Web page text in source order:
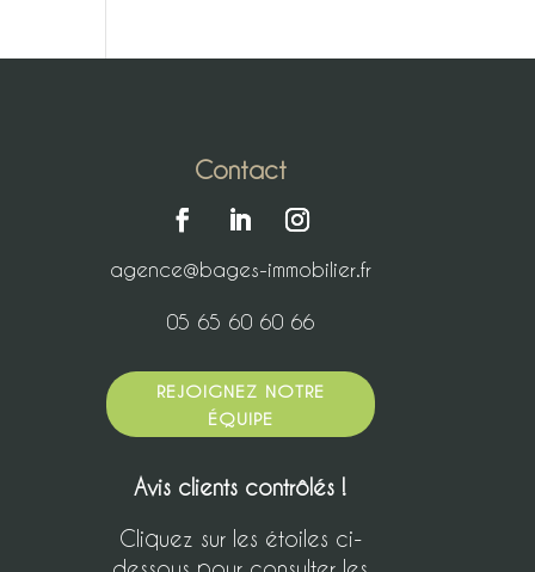
Contact
agence@bages-immobilier.fr
05 65 60 60 66
REJOIGNEZ NOTRE
ÉQUIPE
Avis clients contrôlés !
Cliquez sur les étoiles ci-